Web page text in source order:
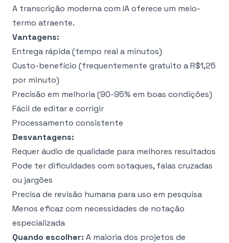
A transcrição moderna com IA oferece um meio-
termo atraente.
Vantagens:
Entrega rápida (tempo real a minutos)
Custo-benefício (frequentemente gratuito a R$1,25
por minuto)
Precisão em melhoria (90-95% em boas condições)
Fácil de editar e corrigir
Processamento consistente
Desvantagens:
Requer áudio de qualidade para melhores resultados
Pode ter dificuldades com sotaques, falas cruzadas
ou jargões
Precisa de revisão humana para uso em pesquisa
Menos eficaz com necessidades de notação
especializada
Quando escolher: A maioria dos projetos de